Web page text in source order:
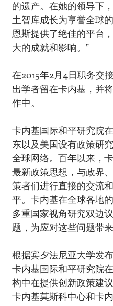
的遗产。在她的领导下
土智库成长为享誉全球
恩斯提供了绝佳的平台
大的成就和影响。”
在2015年2月4日职务交
出学者留在卡内基，并
作中。
卡内基国际和平研究院
东以及美国设有政策研
全球网络。百年以来，
最新政策思想，与政界
策者们进行直接的交流
平。卡内基在全球各地
多重国家视角研究双边
题，为应对这些问题带
根据宾夕法尼亚大学发
卡内基国际和平研究院
构中在提供创新政策建
卡内基莫斯科中心和卡